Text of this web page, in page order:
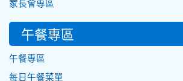
家長會專區
午餐專區
午餐專區
每日午餐菜單